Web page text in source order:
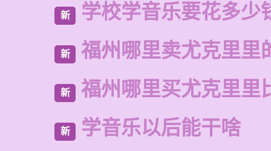
新 学校学音乐要花多少
新 福州哪里卖尤克里里
新 福州哪里买尤克里里
新 学音乐以后能干啥